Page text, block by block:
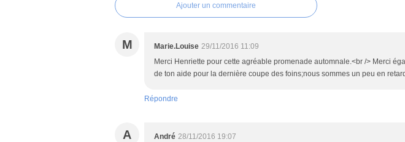
Ajouter un commentaire
M Marie.Louise 29/11/2016 11:09
Merci Henriette pour cette agréable promenade automnale.<br /> Merci
de ton aide pour la dernière coupe des foins;nous sommes un peu en
Répondre
A André 28/11/2016 19:07